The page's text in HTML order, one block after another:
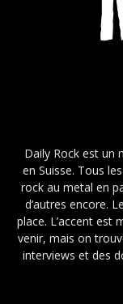
Daily Rock est un
en Suisse. Tous
rock au metal en
d’autres encore.
place. L’accent est
venir, mais on
interviews et des